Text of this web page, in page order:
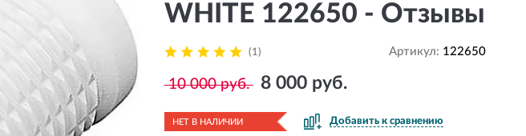
WHITE 122650 - Отзывы
(1) Артикул: 122650
10 000 руб. 8 000 руб.
НЕТ В НАЛИЧИИ Добавить к сравнению